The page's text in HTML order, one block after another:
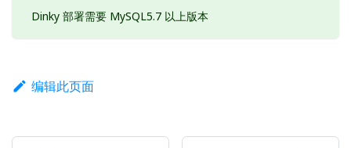
Dinky 部署需要 MySQL5.7 以上版本
编辑此页面